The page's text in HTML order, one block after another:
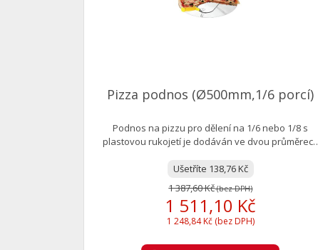
Pizza podnos (Ø500mm,1/6 porcí)
Podnos na pizzu pro dělení na 1/6 nebo 1/8 s
plastovou rukojetí je dodáván ve dvou průměrech
Ušetříte 138,76 Kč
1 387,60 Kč(bez DPH)
1 511,10 Kč
1 248,84 Kč (bez DPH)